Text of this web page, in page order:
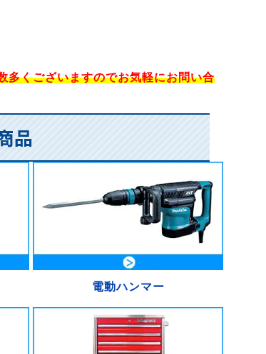
多くございますのでお気軽にお問い合
品
電動ハンマー